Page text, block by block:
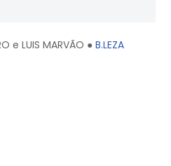
e LUIS MARVÃO ● B.LEZA